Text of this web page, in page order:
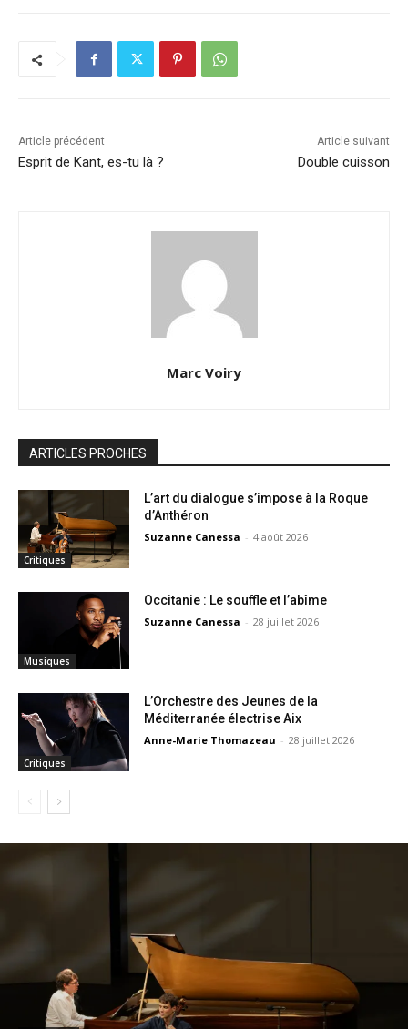
Article précédent
Esprit de Kant, es-tu là ?
Article suivant
Double cuisson
Marc Voiry
ARTICLES PROCHES
Critiques
L’art du dialogue s’impose à la Roque
d’Anthéron
Suzanne Canessa - 4 août 2026
Musiques
Occitanie : Le souffle et l’abîme
Suzanne Canessa - 28 juillet 2026
Critiques
L’Orchestre des Jeunes de la
Méditerranée électrise Aix
Anne-Marie Thomazeau - 28 juillet 2026